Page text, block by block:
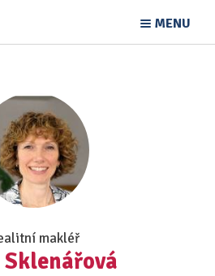
MENU
makléř